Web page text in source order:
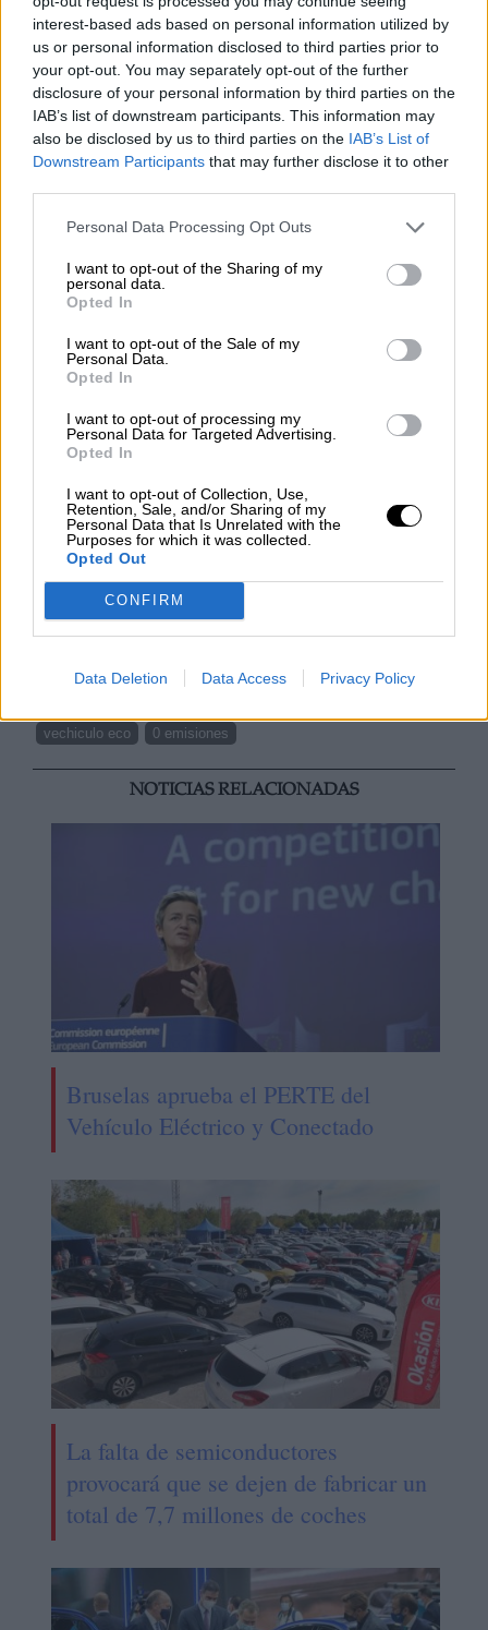
interest-based ads based on personal information utilized by
us or personal information disclosed to third parties prior to
your opt-out. You may separately opt-out of the further
disclosure of your personal information by third parties on the
IAB’s list of downstream participants. This information may
also be disclosed by us to third parties on the IAB’s List of
Downstream Participants that may further disclose it to other
Personal Data Processing Opt Outs
I want to opt-out of the Sharing of my
personal data.
Opted In
I want to opt-out of the Sale of my
Personal Data.
Opted In
I want to opt-out of processing my
Personal Data for Targeted Advertising.
Opted In
I want to opt-out of Collection, Use,
Retention, Sale, and/or Sharing of my
Personal Data that Is Unrelated with the
Purposes for which it was collected.
Opted Out
CONFIRM
Data Deletion Data Access Privacy Policy
Las inversiones previstas en el plan buscarán
adaptar y orientar la industria hacia las nuevas
demandas de los mercados y los objetivos de
sostenibilidad, la adjudicación de nuevos
modelos eléctrico o de hidrógeno a las plantas
del país y el desarrollo de nuevos modelos de
negocio de modo que la creación de empleo
futuros desafíos.
Asociación Nacional de Comerciantes de
Vehículos (Ancove)
ha lamentado que
apoye la adquisición de vehículos de
segunda mano
su población que por su poder económico no
puede aspirar a la compra de un vehículo nuevo
Asimismo, Ancoveha denunciado que el
“abandono” del vehículo de ocasión
vial “que no se ha tenido en cuenta por el
Gobierno”, ya que la mayoría de estos
vehículos están en manos de genere que no
tiene la capacidad financiera para adquirir un
coche nuevo.
coches
IDAE
vechiculo eco
0 emisiones
NOTICIAS RELACIONADAS
Bruselas aprueba el PERTE del
Vehículo Eléctrico y Conectado
La falta de semiconductores
provocará que se dejen de fabricar un
total de 7,7 millones de coches